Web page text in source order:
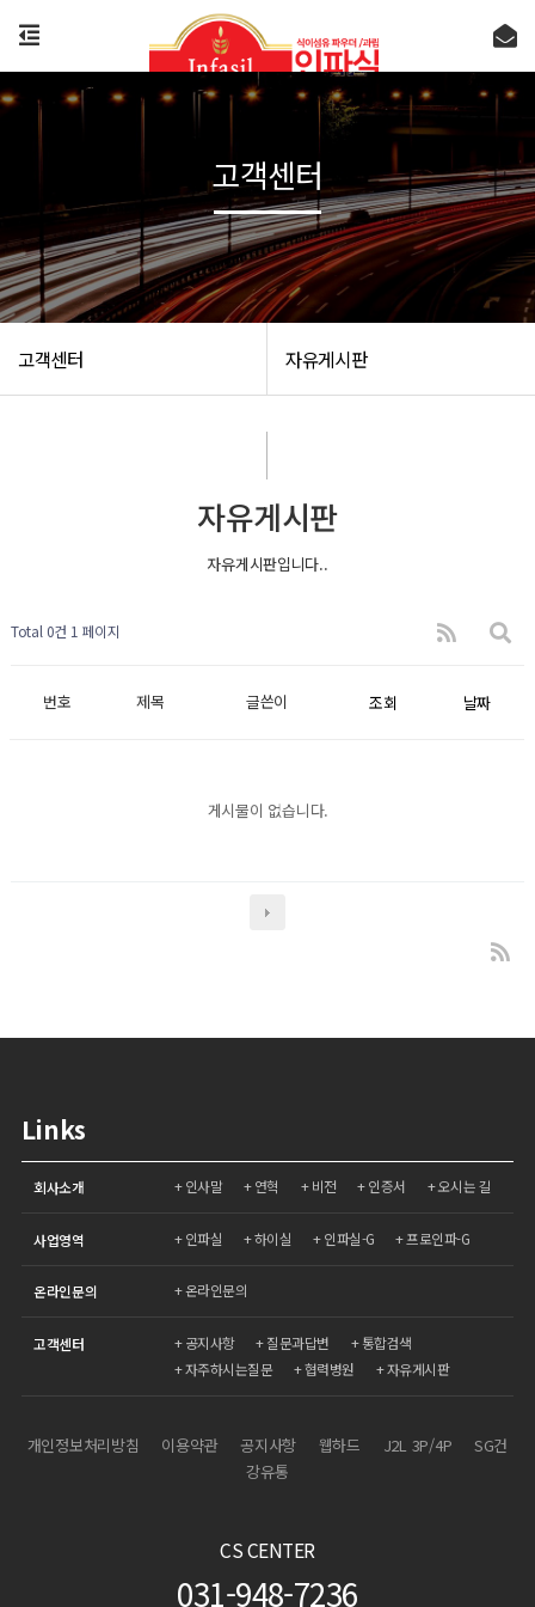
고객센터 자유게시판
고객센터
자유게시판
자유게시판입니다..
Total 0건 1 페이지
번호 제목 글쓴이 조회 날짜
게시물이 없습니다.
Links
회사소개 인사말 연혁 비전 인증서 오시는 길
사업영역 인파실 하이실 인파실-G 프로인파-G
온라인문의 온라인문의
고객센터 공지사항 질문과답변
통합검색
자주하시는질문
협력병원 자유게시판
개인정보처리방침 이용약관 공지사항 웹하드 J2L 3P/4P
SG건
강유통
CS CENTER
031-948-7236